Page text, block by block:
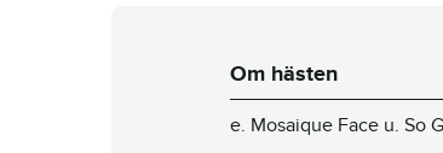
Om hästen
e. Mosaique Face u. So